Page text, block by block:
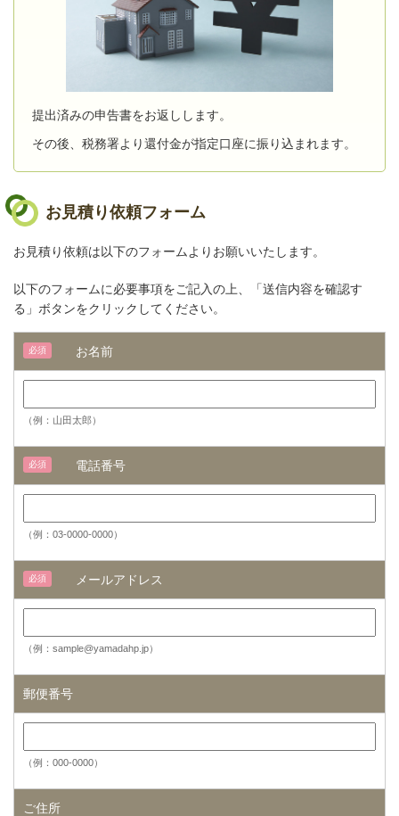
提出済みの申告書をお返しします。
その後、税務署より還付金が指定口座に振り込まれます。
お見積り依頼フォーム
お見積り依頼は以下のフォームよりお願いいたします。
以下のフォームに必要事項をご記入の上、「送信内容を確認す
る」ボタンをクリックしてください。
お名前
必須
（例：山田太郎）
電話番号
必須
（例：03-0000-0000）
メールアドレス
必須
（例：sample@yamadahp.jp）
郵便番号
（例：000-0000）
ご住所